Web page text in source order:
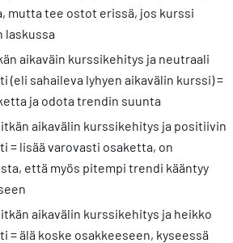
mutta tee ostot erissä, jos kurssi
laskussa
aikaväin kurssikehitys ja neutraali
(eli sahaileva lyhyen aikavälin kurssi) =
ja odota trendin suunta
aikavälin kurssikehitys ja
= lisää varovasti osaketta, on
että myös pitempi trendi kääntyy
aikavälin kurssikehitys ja heikko
= älä koske osakkeeseen, kyseessä